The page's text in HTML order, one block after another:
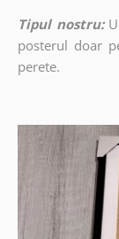
Tipul nostru:
posterul doar
perete.